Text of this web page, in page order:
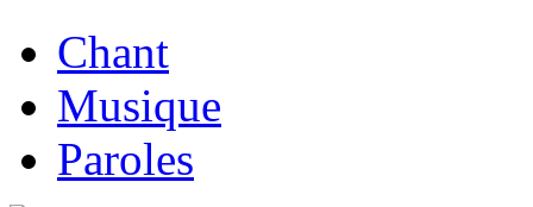
Chant
Musique
Paroles